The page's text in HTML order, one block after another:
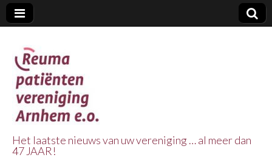
Het laatste nieuws van uw vereniging … al meer dan
47 JAAR!